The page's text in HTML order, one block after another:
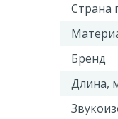
Страна
Бренд
Длина,